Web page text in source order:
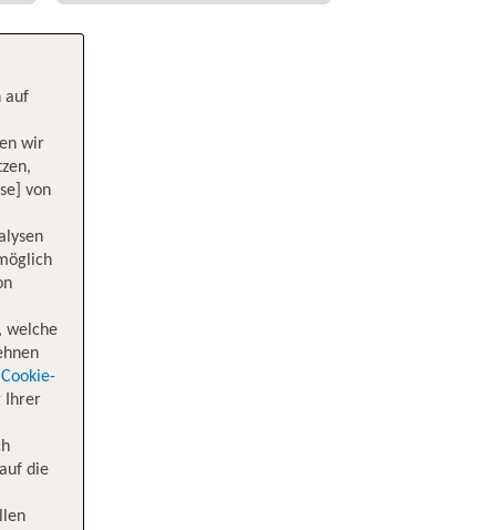
auf
wir
von
welche
Cookie-
Ihrer
die